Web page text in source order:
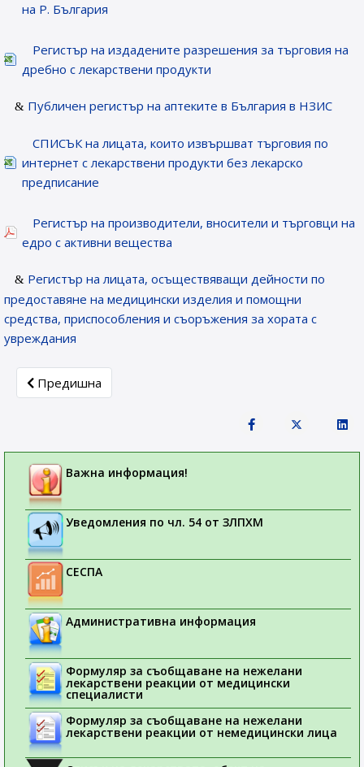
на Р. България
Регистър на издадените разрешения за търговия на
дребно с лекарствени продукти
Публичен регистър на аптеките в България в НЗИС
СПИСЪК на лицата, които извършват търговия по
интернет с лекарствени продукти без лекарско
предписание
Регистър на производители, вносители и търговци на
едро с активни вещества
Регистър на лицата, осъществяващи дейности по
предоставяне на медицински изделия и помощни
средства, приспособления и съоръжения за хората с
увреждания
Previous article: Регистри на лекарствени продукти
Предишна
Важна информация!
Уведомления по чл. 54 от ЗЛПХМ
СЕСПА
Административна информация
Формуляр за съобщаване на нежелани
лекарствени реакции от медицински
специалисти
Формуляр за съобщаване на нежелани
лекарствени реакции от немедицински лица